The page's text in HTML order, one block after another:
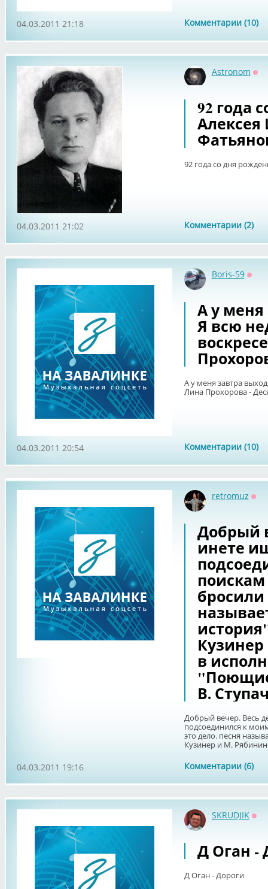
Комментарии (10)
04.03.2011 21:18
Astronom
92 года
92 года со дня
Комментарии (2)
04.03.2011 21:02
Boris-59
А у меня
Я всю
А у меня завтра
Лина Прохорова -
Комментарии (10)
04.03.2011 20:54
retromuz
Добрый
инете
поискам
бросили
в
В.
Добрый вечер. Весь
подсоединился к
это дело. песня
Кузинер и М.
Комментарии (6)
04.03.2011 19:16
SKRUDJIK
Д Оган -
Д Оган - Дороги